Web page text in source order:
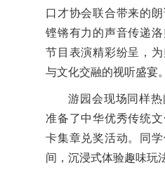
口才协会联合带来的
铿锵有力的声音传递洛
节目表演精彩纷呈，
与文化交融的视听盛宴。
游园会现场同样
准备了中华优秀传统
卡集章兑奖活动。同
间，沉浸式体验趣味玩